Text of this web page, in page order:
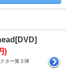
)
ター第３弾